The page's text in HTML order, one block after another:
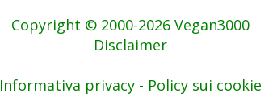
Copyright © 2000-2026 Vegan3000
Disclaimer
Informativa privacy - Policy sui cookie